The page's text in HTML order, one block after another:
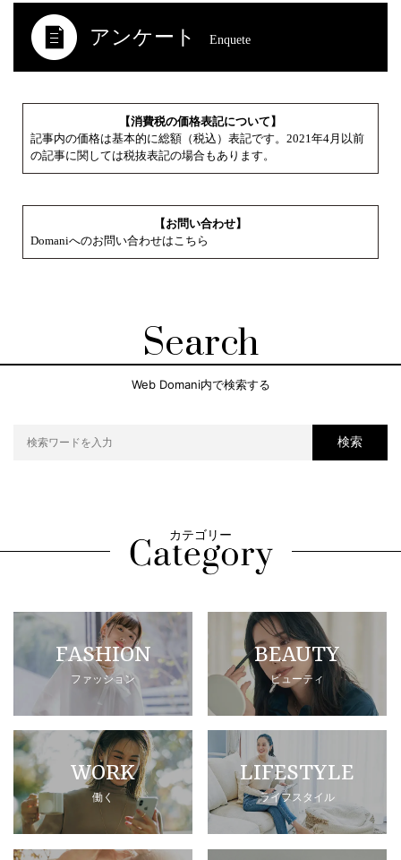
アンケート Enquete
【消費税の価格表記について】
記事内の価格は基本的に総額（税込）表記です。2021年4月以前
の記事に関しては税抜表記の場合もあります。
【お問い合わせ】
Domaniへのお問い合わせはこちら
Search
Web Domani内で検索する
検索
カテゴリー
FASHION
ファッション
BEAUTY
ビューティ
WORK
働く
LIFESTYLE
ライフスタイル